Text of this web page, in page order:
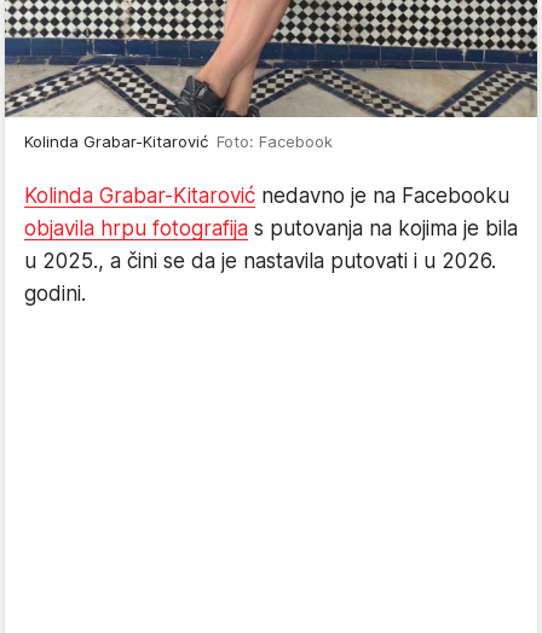
Kolinda Grabar-Kitarović Foto: Facebook
Kolinda Grabar-Kitarović nedavno je na Facebooku
objavila hrpu fotografija s putovanja na kojima je bila
u 2025., a čini se da je nastavila putovati i u 2026.
godini.